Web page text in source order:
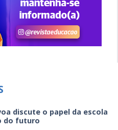
discute o papel da escola
do futuro